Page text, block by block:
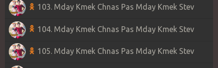
103. Mday Kmek Chnas Pas Mday Kmek Stev
104. Mday Kmek Chnas Pas Mday Kmek Stev
105. Mday Kmek Chnas Pas Mday Kmek Stev